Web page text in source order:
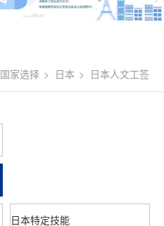
国家选择 日本 日本人文工签
日本特定技能